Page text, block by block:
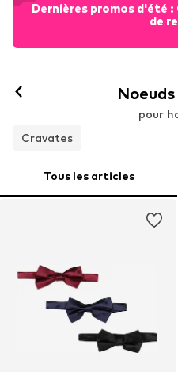
Dernières promos d'été
de
pour
Cravates
Tous les articles